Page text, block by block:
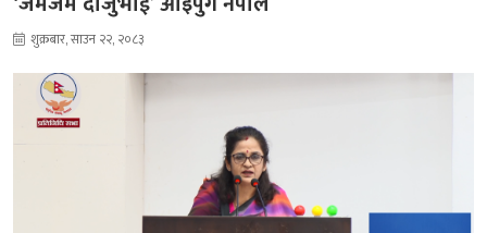
शुक्रबार, साउन २२, २०८३